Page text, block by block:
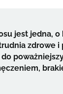
jest jedna,
zdrowe i